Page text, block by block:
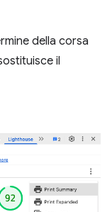
della corsa
il